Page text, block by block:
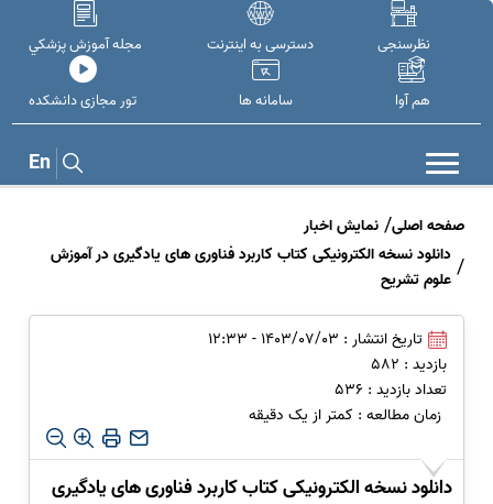
نظرسنجی دسترسی به اینترنت مجله آموزش پزشکي
هم آوا سامانه ها تور مجازی دانشکده
En
صفحه اصلی نمایش اخبار
دانلود نسخه الکترونیکی کتاب کاربرد فناوری های یادگیری در آموزش
علوم تشریح
تاریخ انتشار : 1403/07/03 - 12:33
بازدید : 582
تعداد بازدید : 536
زمان مطالعه : کمتر از یک دقیقه
دانلود نسخه الکترونیکی کتاب کاربرد فناوری های یادگیری